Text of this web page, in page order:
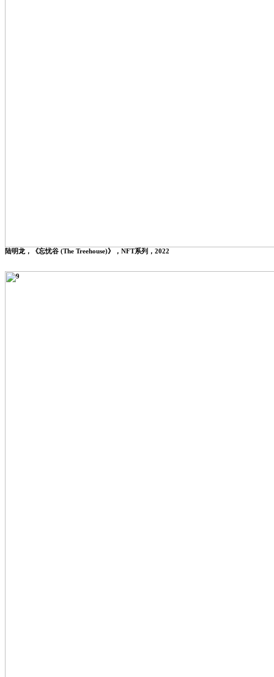
陆明龙，《忘忧谷 (The Treehouse)》，NFT系列，2022